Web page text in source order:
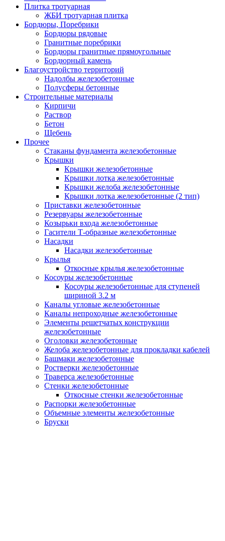
Плитка тротуарная
ЖБИ тротуарная плитка
Бордюры, Поребрики
Бордюры рядовые
Гранитные поребрики
Бордюры гранитные прямоугольные
Бордюрный камень
Благоустройство территорий
Надолбы железобетонные
Полусферы бетонные
Строительные материалы
Кирпичи
Раствор
Бетон
Щебень
Прочее
Стаканы фундамента железобетонные
Крышки
Крышки железобетонные
Крышки лотка железобетонные
Крышки желоба железобетонные
Крышки лотка железобетонные (2 тип)
Приставки железобетонные
Резервуары железобетонные
Козырьки входа железобетонные
Гасители Т-образные железобетонные
Насадки
Насадки железобетонные
Крылья
Откосные крылья железобетонные
Косоуры железобетонные
Косоуры железобетонные для ступеней
шириной 3.2 м
Каналы угловые железобетонные
Каналы непроходные железобетонные
Элементы решетчатых конструкции
железобетонные
Оголовки железобетонные
Желоба железобетонные для прокладки кабелей
Башмаки железобетонные
Ростверки железобетонные
Траверса железобетонные
Стенки железобетонные
Откосные стенки железобетонные
Распорки железобетонные
Объемные элементы железобетонные
Бруски